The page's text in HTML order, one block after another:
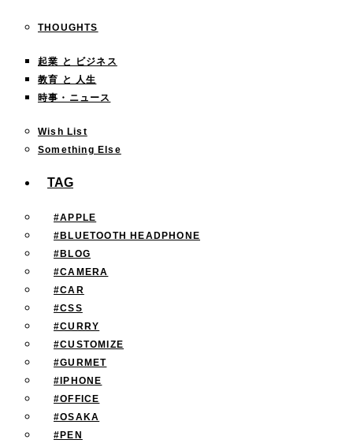
THOUGHTS
起業 と ビジネス
教育 と 人生
時事・ニュース
Wish List
Something Else
TAG
#APPLE
#BLUETOOTH HEADPHONE
#BLOG
#CAMERA
#CAR
#CSS
#CURRY
#CUSTOMIZE
#GURMET
#IPHONE
#OFFICE
#OSAKA
#PEN